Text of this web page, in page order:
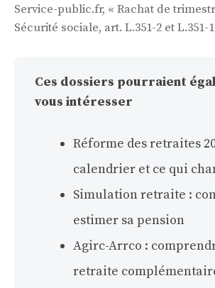
Service-public.fr, « Rachat de
Sécurité sociale, art. L.351-2 et L.351-
Ces dossiers pourraient
vous intéresser
Réforme des retraites
calendrier et ce qui
Simulation retraite :
estimer sa pension
Agirc-Arrco :
retraite